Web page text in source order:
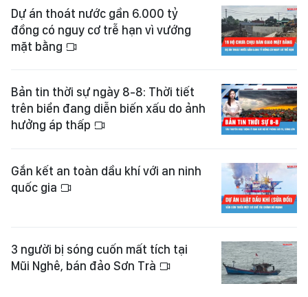
Dự án thoát nước gần 6.000 tỷ
đồng có nguy cơ trễ hạn vì vướng
mặt bằng
Bản tin thời sự ngày 8-8: Thời tiết
trên biển đang diễn biến xấu do ảnh
hưởng áp thấp
Gắn kết an toàn dầu khí với an ninh
quốc gia
3 người bị sóng cuốn mất tích tại
Mũi Nghê, bán đảo Sơn Trà